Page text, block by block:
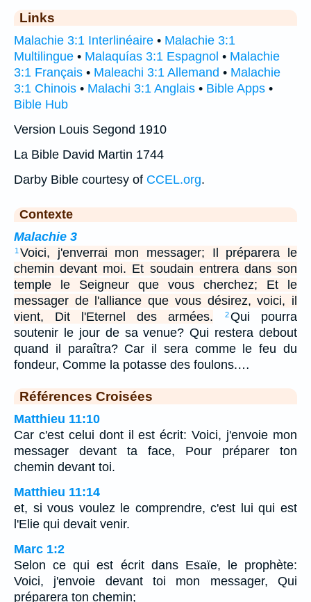
Links
Malachie 3:1 Interlinéaire • Malachie 3:1
Multilingue • Malaquías 3:1 Espagnol • Malachie
3:1 Français • Maleachi 3:1 Allemand • Malachie
3:1 Chinois • Malachi 3:1 Anglais • Bible Apps •
Bible Hub
Version Louis Segond 1910
La Bible David Martin 1744
Darby Bible courtesy of CCEL.org.
Contexte
Malachie 3
1 Voici, j'enverrai mon messager; Il préparera le
chemin devant moi. Et soudain entrera dans son
temple le Seigneur que vous cherchez; Et le
messager de l'alliance que vous désirez, voici, il
vient, Dit l'Eternel des armées.
2Qui pourra
soutenir le jour de sa venue? Qui restera debout
quand il paraîtra? Car il sera comme le feu du
fondeur, Comme la potasse des foulons.…
Références Croisées
Matthieu 11:10
Car c'est celui dont il est écrit: Voici, j'envoie mon
messager devant ta face, Pour préparer ton
chemin devant toi.
Matthieu 11:14
et, si vous voulez le comprendre, c'est lui qui est
l'Elie qui devait venir.
Marc 1:2
Selon ce qui est écrit dans Esaïe, le prophète:
Voici, j'envoie devant toi mon messager, Qui
préparera ton chemin;